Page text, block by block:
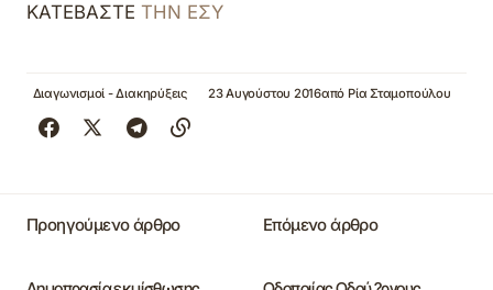
ΚΑΤΕΒΑΣΤΕ ΤΗΝ ΕΣΥ
Διαγωνισμοί - Διακηρύξεις 23 Αυγούστου 2016από Ρία Σταμοπούλου
Προηγούμενο άρθρο Επόμενο άρθρο